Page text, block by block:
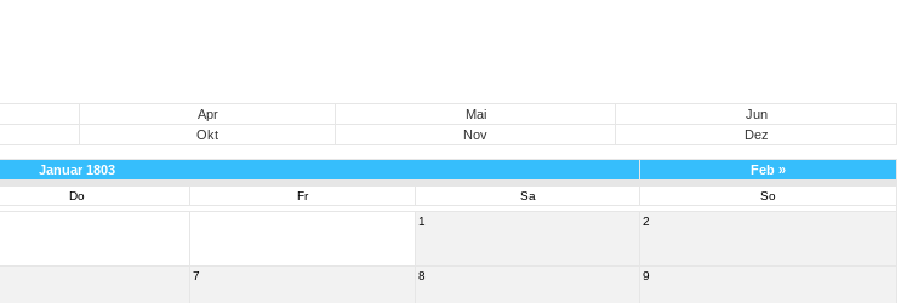
Apr Mai
Jun
Okt Nov Dez
Januar 1803 Feb »
Do Fr Sa
So
1
2
7 8 9